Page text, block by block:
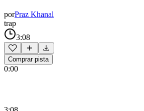
porPraz Khanal
trap
3:08
Comprar pista
0:00